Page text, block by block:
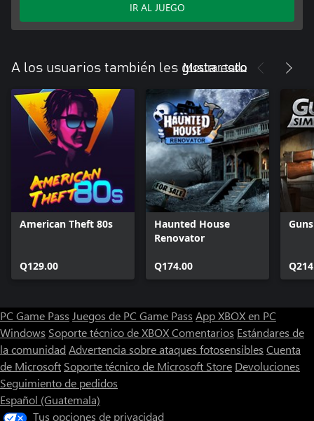
IR AL JUEGO
A los usuarios también les gusta esto
Mostrar todo
American Theft 80s
Q129.00
Haunted House
Renovator
Q174.00
PC Game Pass Juegos de PC Game Pass App XBOX en PC
Windows Soporte técnico de XBOXComentarios Estándares de
la comunidad Advertencia sobre ataques fotosensibles Cuenta
de Microsoft Soporte técnico de Microsoft Store Devoluciones
Seguimiento de pedidos
Español (Guatemala)
Tus opciones de privacidad